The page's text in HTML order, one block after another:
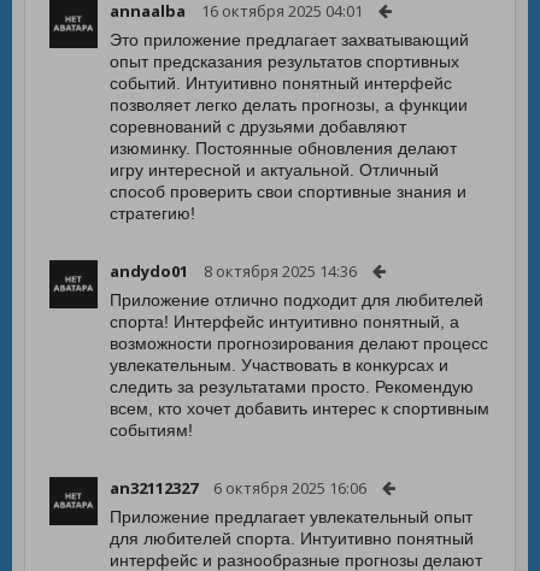
annaalba 16 октября 2025 04:01
Это приложение предлагает захватывающий
опыт предсказания результатов спортивных
событий. Интуитивно понятный интерфейс
позволяет легко делать прогнозы, а функции
соревнований с друзьями добавляют
изюминку. Постоянные обновления делают
игру интересной и актуальной. Отличный
способ проверить свои спортивные знания и
стратегию!
andydo01 8 октября 2025 14:36
Приложение отлично подходит для любителей
спорта! Интерфейс интуитивно понятный, а
возможности прогнозирования делают процесс
увлекательным. Участвовать в конкурсах и
следить за результатами просто. Рекомендую
всем, кто хочет добавить интерес к спортивным
событиям!
an32112327 6 октября 2025 16:06
Приложение предлагает увлекательный опыт
для любителей спорта. Интуитивно понятный
интерфейс и разнообразные прогнозы делают